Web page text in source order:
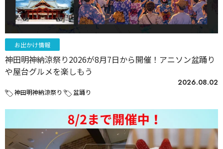
お出かけ情報
神田明神納涼祭り2026が8月7日から開催！アニソン盆踊り
や屋台グルメを楽しもう
2026.08.02
神田明神納涼祭り 盆踊り